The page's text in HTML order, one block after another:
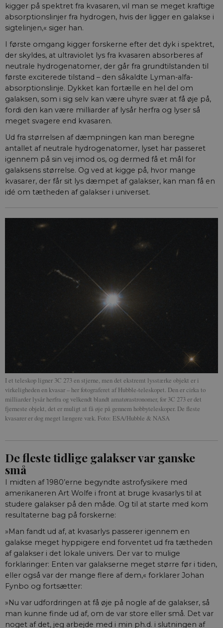
kigger på spektret fra kvasaren, vil man se meget kraftige
absorptionslinjer fra hydrogen, hvis der ligger en galakse i
sigtelinjen,« siger han.
I første omgang kigger forskerne efter det dyk i spektret,
der skyldes, at ultraviolet lys fra kvasaren absorberes af
neutrale hydrogenatomer, der går fra grundtilstanden til
første exciterede tilstand – den såkaldte Lyman-alfa-
absorptionslinje. Dykket kan fortælle en hel del om
galaksen, som i sig selv kan være uhyre svær at få øje på,
fordi den kan være milliarder af lysår herfra og lyser så
meget svagere end kvasaren.
Ud fra størrelsen af dæmpningen kan man beregne
antallet af neutrale hydrogenatomer, lyset har passeret
igennem på sin vej imod os, og dermed få et mål for
galaksens størrelse. Og ved at kigge på, hvor mange
kvasarer, der får sit lys dæmpet af galakser, kan man få en
idé om tætheden af galakser i universet.
I et teleskop ligner 3C 273 en stjerne, men det ekstremt lysstærke objekt er i
virkeligheden en kvasar – her fotograferet af Hubble-teleskopet. Den er cirka to
milliarder lysår herfra og velkendt blandt amatørastronomer, for 3C 273 er det
fjerneste objekt, det er muligt at få øje på gennem hobbyteleskoper. De fleste
kvasarer er dog meget længere væk. Foto: ESA/Hubble & NASA
De fleste tidlige galakser var ganske
små
I midten af 1980’erne begyndte astrofysikere med
amerikaneren Art Wolfe i front at bruge kvasarlys til at
studere galakser på den måde. Og til at starte med kom
resultaterne bag på forskerne:
»Man fandt ud af, at kvasarlys passerer igennem en
galakse meget hyppigere end forventet ud fra tætheden
af galakser i det lokale univers. Der var to mulige
forklaringer: Enten var galakserne meget større før i tiden,
eller også var der mange flere af dem,« forklarer Johan
Fynbo og fortsætter:
»Nu var udfordringen at få øje på nogle af de galakser, så
man kunne finde ud af, om de var store eller små. Det var
noget af det, jeg arbejde med i min ph.d. i slutningen af